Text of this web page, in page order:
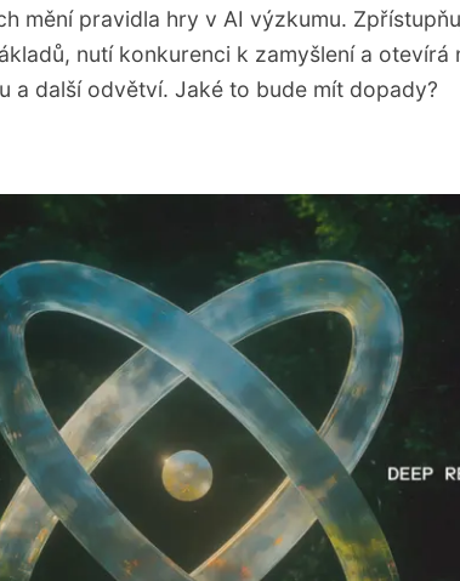
mění pravidla hry v AI výzkumu.
nutí konkurenci k zamyšlení a otevírá
a další odvětví. Jaké to bude mít dopady?